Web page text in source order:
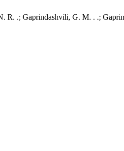
R. .; Gaprindashvili, G. M. . .;